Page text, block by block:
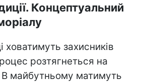
Концептуальний
ховатимуть захисників
розтягнеться на
В майбутньому матимуть